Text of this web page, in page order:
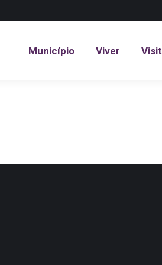
Município Viver
Município Viver